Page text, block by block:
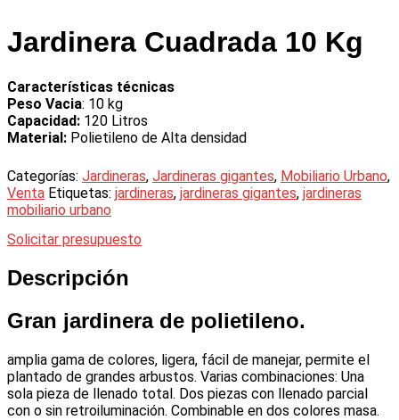
Jardinera Cuadrada 10 Kg
Características técnicas
Peso Vacia: 10 kg
Capacidad: 120 Litros
Material: Polietileno de Alta densidad
Categorías: Jardineras, Jardineras gigantes, Mobiliario Urbano,
Venta Etiquetas: jardineras, jardineras gigantes, jardineras
mobiliario urbano
Solicitar presupuesto
Descripción
Gran jardinera de polietileno.
amplia gama de colores, ligera, fácil de manejar, permite el
plantado de grandes arbustos. Varias combinaciones: Una
sola pieza de llenado total. Dos piezas con llenado parcial
con o sin retroiluminación. Combinable en dos colores masa.